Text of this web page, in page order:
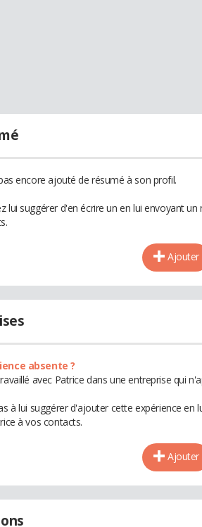
encore ajouté de résumé à son profil.
lui suggérer d'en écrire un en lui envoyant
Ajouter
absente ?
avec Patrice dans une entreprise qui
à lui suggérer d'ajouter cette expérience en
à vos contacts.
Ajouter